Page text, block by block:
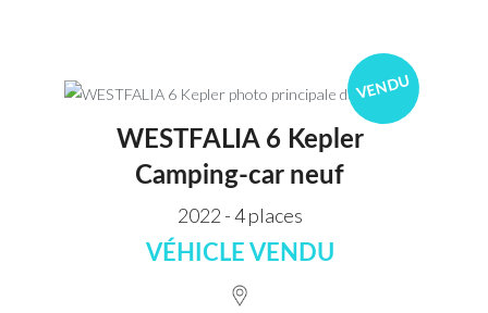
VENDU
WESTFALIA 6 Kepler
Camping-car neuf
2022 - 4 places
VÉHICLE VENDU